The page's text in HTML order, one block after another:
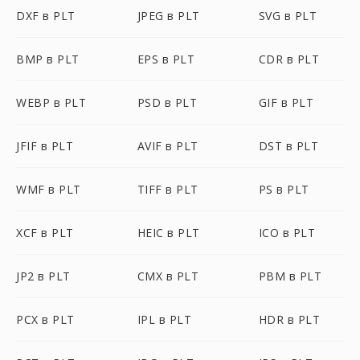
DXF в PLT JPEG в PLT SVG в PLT
BMP в PLT EPS в PLT CDR в PLT
WEBP в PLT PSD в PLT GIF в PLT
JFIF в PLT AVIF в PLT DST в PLT
WMF в PLT TIFF в PLT PS в PLT
XCF в PLT HEIC в PLT ICO в PLT
JP2 в PLT CMX в PLT PBM в PLT
PCX в PLT IPL в PLT HDR в PLT